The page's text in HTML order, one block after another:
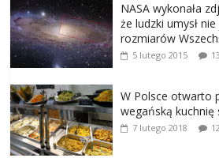
NASA wykonała
że ludzki umysł
rozmiarów
5 lutego 2015
W Polsce otwarto
wegańską kuchnię
7 lutego 2018